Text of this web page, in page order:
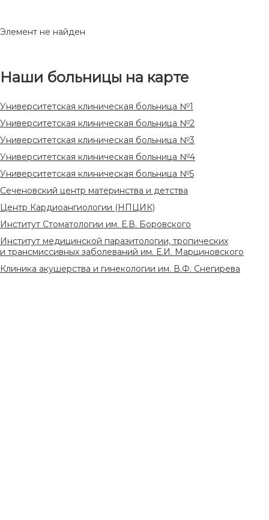
Элемент не найден
Наши больницы на карте
Университетская клиническая больница №1
Университетская клиническая больница №2
Университетская клиническая больница №3
Университетская клиническая больница №4
Университетская клиническая больница №5
Сеченовский центр материнства и детства
Центр Кардиоангиологии (НПЦИК)
Институт Стоматологии им. Е.В. Боровского
Институт медицинской паразитологии, тропических
и трансмиссивных заболеваний им. Е.И. Марциновского
Клиника акушерства и гинекологии им. В.Ф. Снегирева